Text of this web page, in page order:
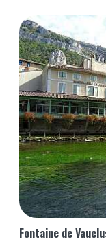
Fontaine de